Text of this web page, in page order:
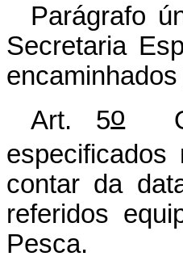
Parágrafo
Secretaria
Art. 5oOs
contar da
referidos
Pesca.